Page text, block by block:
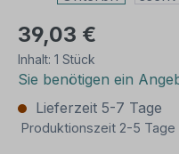
39,03 €
Inhalt: 1 Stück
Sie benötigen ein
Lieferzeit 5-7 Tage
Produktionszeit 2-5 Tage